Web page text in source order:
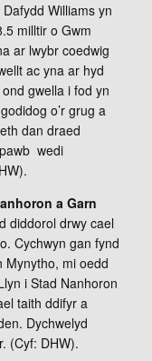
Dafydd Williams yn
milltir o Gwm
ar lwybr coedwig
ac yna ar hyd
gwella i fod yn
o’r grug a
dan draed
wedi
a Garn
diddorol drwy cael
Cychwyn gan fynd
mi oedd
i Stad Nanhoron
taith ddifyr a
Dychwelyd
(Cyf: DHW).